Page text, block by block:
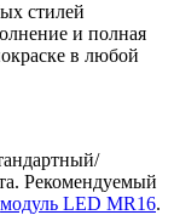
стилей
и полная
в любой
Рекомендуемый
модуль LED MR16.